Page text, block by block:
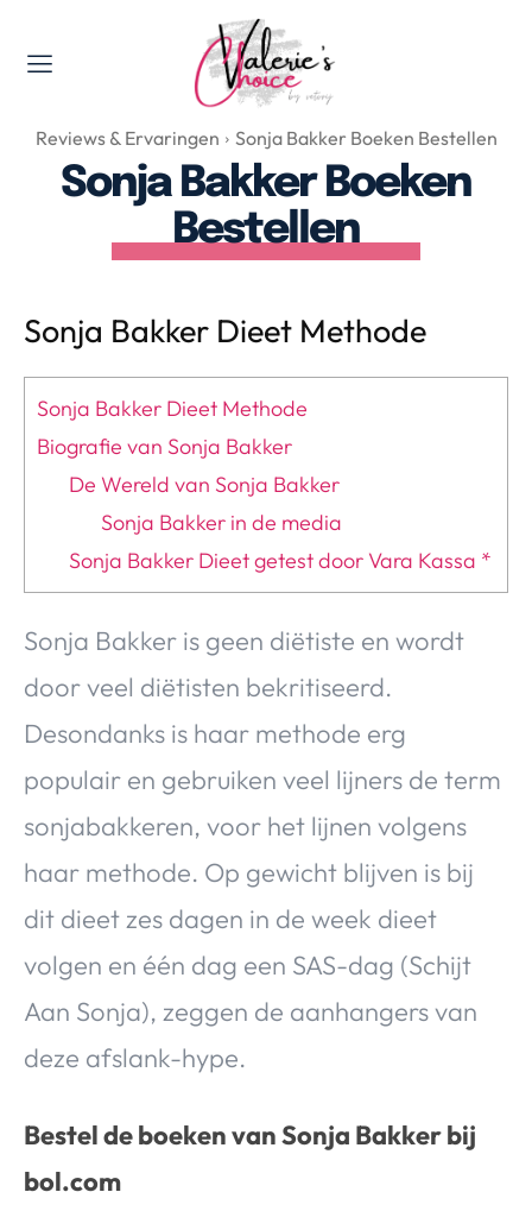
Valerie's Topics
Travel & Culture
Food & Drinks
Happyness & Opmerkelijk
Lifestyle, Sport & Duurzaamheid
Top 5 van Valerie
Health & Beauty
Huis & Tuin
Nieuws & Media
Over Valerie
De Top 5
VALERIE'S CHOICE
Travel
Lifestyle
Reviews & Ervaringen Sonja Bakker Boeken Bestellen
Sonja Bakker Boeken
Bestellen
Sonja Bakker Dieet Methode
Sonja Bakker Dieet Methode
Biografie van Sonja Bakker
De Wereld van Sonja Bakker
Sonja Bakker in de media
Sonja Bakker Dieet getest door Vara Kassa *
Sonja Bakker is geen diëtiste en wordt
door veel diëtisten bekritiseerd.
Desondanks is haar methode erg
populair en gebruiken veel lijners de term
sonjabakkeren, voor het lijnen volgens
haar methode. Op gewicht blijven is bij
dit dieet zes dagen in de week dieet
volgen en één dag een SAS-dag (Schijt
Aan Sonja), zeggen de aanhangers van
deze afslank-hype.
Bestel de boeken van Sonja Bakker bij
bol.com